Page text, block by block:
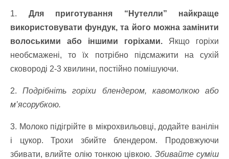
1. Для приготування “Нутелли” найкраще
використовувати фундук, та його можна замінити
волоськими або іншими горіхами. Якщо горіхи
необсмажені, то їх потрібно підсмажити на сухій
сковороді 2-3 хвилини, постійно помішуючи.
2.Подрібніть горіхи блендером, кавомолкою або
м’ясорубкою.
3. Молоко підігрійте в мікрохвильовці, додайте ванілін
і цукор. Трохи збийте блендером. Продовжуючи
збивати, влийте олію тонкою цівкою. Збивайте суміш